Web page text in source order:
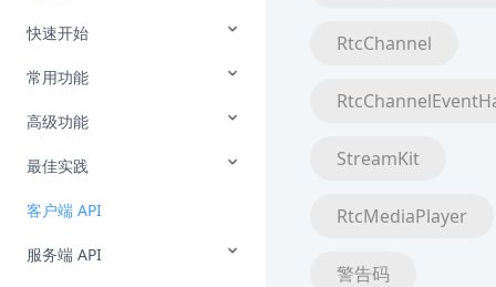
快速开始
常用功能
高级功能
最佳实践
客户端 API
服务端 API
RtcChannel
StreamKit
RtcMediaPlayer
警告码